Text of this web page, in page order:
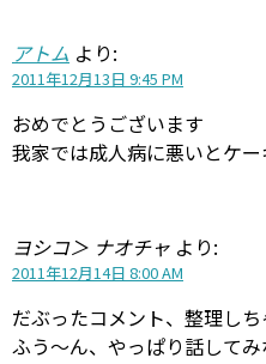
アトム より:
2011年12月13日 9:45 PM
おめでとうございます
我家では成人病に悪いとケ
ヨシコ＞ ナオチャ より:
2011年12月14日 8:00 AM
だぶったコメント、整理し
ふう〜ん、やっぱり話してみ